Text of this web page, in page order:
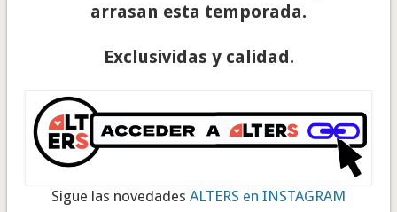
arrasan esta temporada.
Exclusividas y calidad.
Sigue las novedades ALTERS en INSTAGRAM